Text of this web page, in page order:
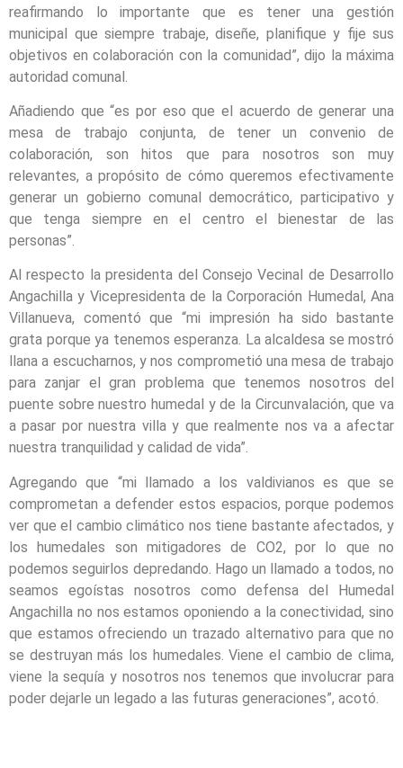
reafirmando lo importante que es tener una gestión
municipal que siempre trabaje, diseñe, planifique y fije sus
objetivos en colaboración con la comunidad”, dijo la máxima
autoridad comunal.
Añadiendo que “es por eso que el acuerdo de generar una
mesa de trabajo conjunta, de tener un convenio de
colaboración, son hitos que para nosotros son muy
relevantes, a propósito de cómo queremos efectivamente
generar un gobierno comunal democrático, participativo y
que tenga siempre en el centro el bienestar de las
personas”.
Al respecto la presidenta del Consejo Vecinal de Desarrollo
Angachilla y Vicepresidenta de la Corporación Humedal, Ana
Villanueva, comentó que “mi impresión ha sido bastante
grata porque ya tenemos esperanza. La alcaldesa se mostró
llana a escucharnos, y nos comprometió una mesa de trabajo
para zanjar el gran problema que tenemos nosotros del
puente sobre nuestro humedal y de la Circunvalación, que va
a pasar por nuestra villa y que realmente nos va a afectar
nuestra tranquilidad y calidad de vida”.
Agregando que “mi llamado a los valdivianos es que se
comprometan a defender estos espacios, porque podemos
ver que el cambio climático nos tiene bastante afectados, y
los humedales son mitigadores de CO2, por lo que no
podemos seguirlos depredando. Hago un llamado a todos, no
seamos egoístas nosotros como defensa del Humedal
Angachilla no nos estamos oponiendo a la conectividad, sino
que estamos ofreciendo un trazado alternativo para que no
se destruyan más los humedales. Viene el cambio de clima,
viene la sequía y nosotros nos tenemos que involucrar para
poder dejarle un legado a las futuras generaciones”, acotó.